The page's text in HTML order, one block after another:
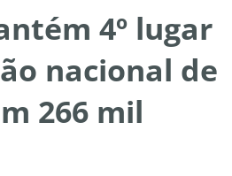
4º lugar
nacional de
266 mil